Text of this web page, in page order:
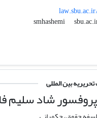
بین المللی
پروفسور شاد سلیم